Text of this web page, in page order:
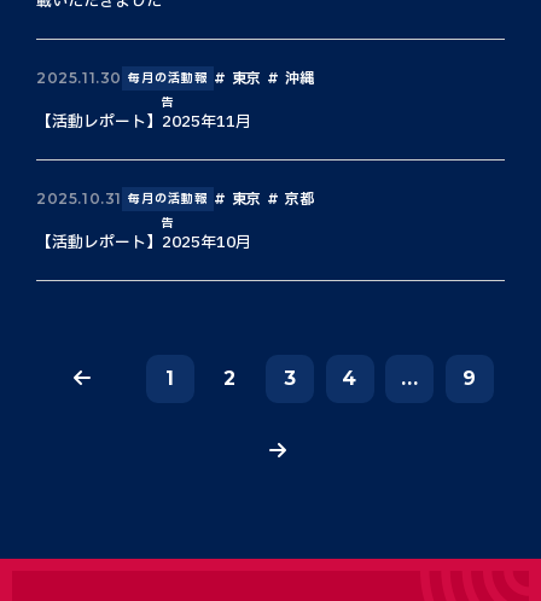
2025.11.30 毎月の活動報
告
東京 沖縄
【活動レポート】2025年11月
2025.10.31 毎月の活動報
告
東京 京都
【活動レポート】2025年10月
1 2 3 4 ... 9